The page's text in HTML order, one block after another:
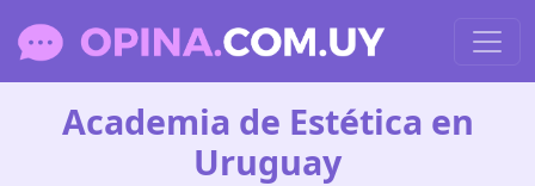
Academia de Estética en
Uruguay